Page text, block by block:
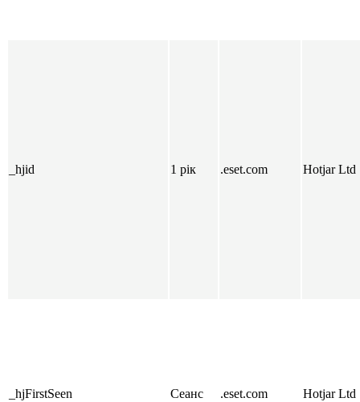
_hjid 1 рік .eset.com Hotjar Ltd
_hjFirstSeen Сеанс .eset.com Hotjar Ltd